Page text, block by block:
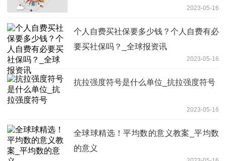
2023-05-16
个人自费买社保要多少钱？个人自费有必
要买社保吗？_全球报资讯
2023-05-16
抗拉强度符号是什么单位_抗拉强度符号
2023-05-16
全球球精选！平均数的意义教案_平均数
的意义